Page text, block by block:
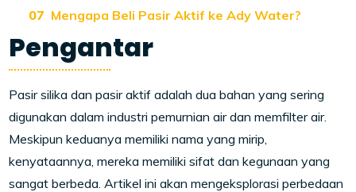
Mengapa Beli Pasir Aktif ke Ady Water?
Pengantar
Pasir silika dan pasir aktif adalah dua bahan yang sering
digunakan dalam industri pemurnian air dan memfilter air.
Meskipun keduanya memiliki nama yang mirip,
kenyataannya, mereka memiliki sifat dan kegunaan yang
sangat berbeda. Artikel ini akan mengeksplorasi perbedaan